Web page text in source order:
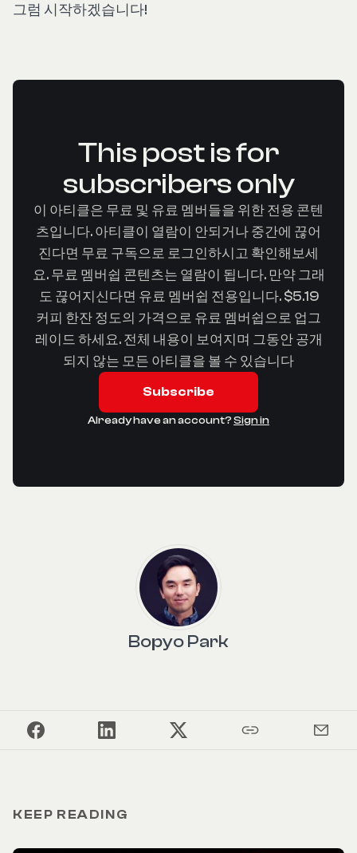
그럼 시작하겠습니다!
This post is for
subscribers only
이 아티클은 무료 및 유료 멤버들을 위한 전용 콘텐
츠입니다. 아티클이 열람이 안되거나 중간에 끊어
진다면 무료 구독으로 로그인하시고 확인해보세
요. 무료 멤버쉽 콘텐츠는 열람이 됩니다. 만약 그래
도 끊어지신다면 유료 멤버쉽 전용입니다. $5.19
커피 한잔 정도의 가격으로 유료 멤버쉽으로 업그
레이드 하세요. 전체 내용이 보여지며 그동안 공개
되지 않는 모든 아티클을 볼 수 있습니다
Subscribe
Already have an account?Sign in
Bopyo Park
KEEP READING